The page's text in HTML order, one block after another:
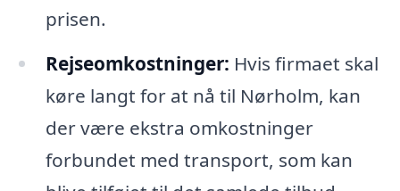
prisen.
Rejseomkostninger: Hvis firmaet skal
køre langt for at nå til Nørholm, kan
der være ekstra omkostninger
forbundet med transport, som kan